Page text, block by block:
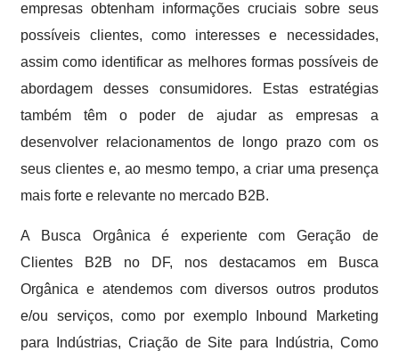
empresas obtenham informações cruciais sobre seus
possíveis clientes, como interesses e necessidades,
assim como identificar as melhores formas possíveis de
abordagem desses consumidores. Estas estratégias
também têm o poder de ajudar as empresas a
desenvolver relacionamentos de longo prazo com os
seus clientes e, ao mesmo tempo, a criar uma presença
mais forte e relevante no mercado B2B.
A Busca Orgânica é experiente com Geração de
Clientes B2B no DF, nos destacamos em Busca
Orgânica e atendemos com diversos outros produtos
e/ou serviços, como por exemplo Inbound Marketing
para Indústrias, Criação de Site para Indústria, Como